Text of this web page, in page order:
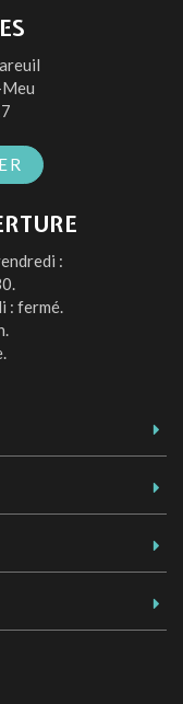
la
chaîne
Youtube
:
: fermé.